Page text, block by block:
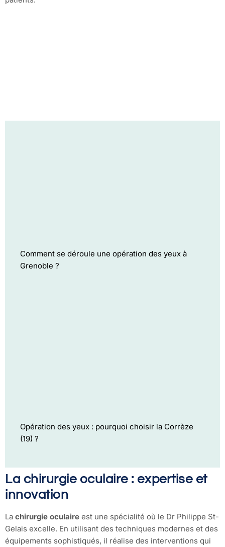
Comment se déroule une opération des yeux à
Grenoble ?
Opération des yeux : pourquoi choisir la Corrèze
(19) ?
La chirurgie oculaire : expertise et
innovation
La chirurgie oculaire est une spécialité où le Dr Philippe St-
Gelais excelle. En utilisant des techniques modernes et des
équipements sophistiqués, il réalise des interventions qui